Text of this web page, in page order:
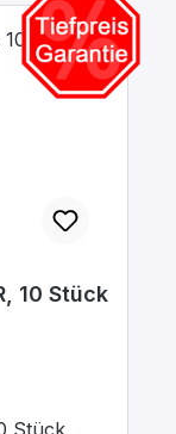
10 Stück
Stück